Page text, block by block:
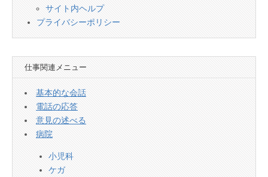
サイト内ヘルプ
プライバシーポリシー
仕事関連メニュー
基本的な会話
電話の応答
意見の述べる
病院
小児科
ケガ